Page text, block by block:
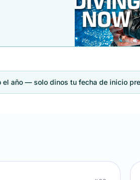
el año — solo dinos tu fecha de inicio